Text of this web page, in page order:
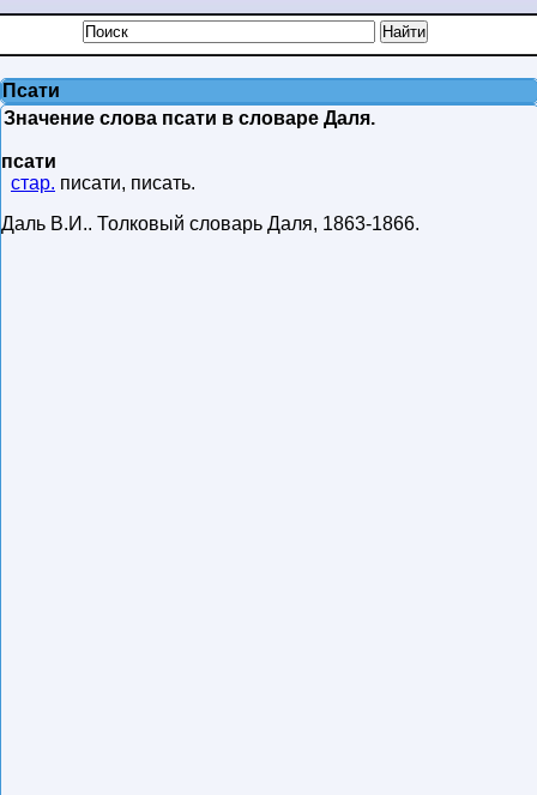
Псати
Значение слова псати в словаре Даля.
псати
стар. писати, писать.
Даль В.И.. Толковый словарь Даля, 1863-1866.